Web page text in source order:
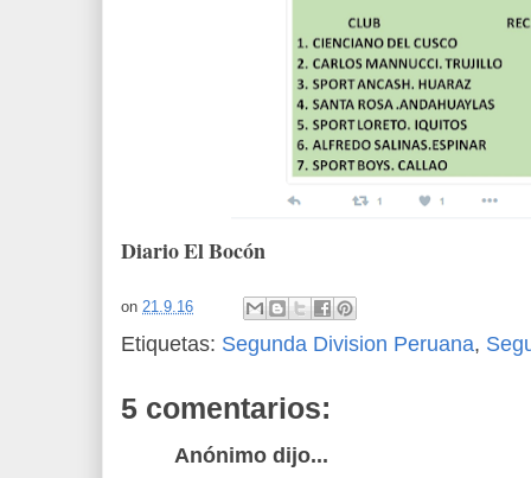
Diario El Bocón
on 21.9.16
Etiquetas: Segunda Division Peruana,
5 comentarios:
Anónimo dijo...